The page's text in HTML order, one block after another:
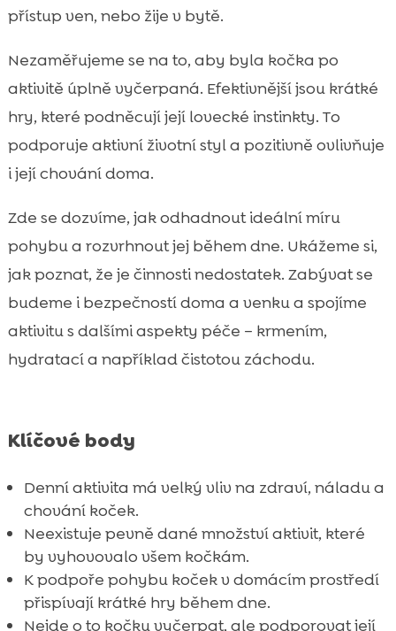
Procházky na postroji a bezpečný pohyb
venku
 Jak poznáme, že kočka nemá dost pohybu
Bezpečnost při hraní: na co si dát pozor
doma i venku
Pohyb, výživa a hydratace: jak to spolu
souvisí
CricksyCat krmivo jako podpora aktivního
a zdravého života kočky
Purrfect Life stelivo: čistý záchod jako
základ pohody a přirozeného pohybu
 Závěr
 FAQ
přístup ven, nebo žije v bytě.
Nezaměřujeme se na to, aby byla kočka po
aktivitě úplně vyčerpaná. Efektivnější jsou krátké
hry, které podněcují její lovecké instinkty. To
podporuje aktivní životní styl a pozitivně ovlivňuje
i její chování doma.
Zde se dozvíme, jak odhadnout ideální míru
pohybu a rozvrhnout jej během dne. Ukážeme si,
jak poznat, že je činnosti nedostatek. Zabývat se
budeme i bezpečností doma a venku a spojíme
aktivitu s dalšími aspekty péče – krmením,
hydratací a například čistotou záchodu.
Klíčové body
Denní aktivita má velký vliv na zdraví, náladu a
chování koček.
Neexistuje pevně dané množství aktivit, které
by vyhovovalo všem kočkám.
K podpoře pohybu koček v domácím prostředí
přispívají krátké hry během dne.
Nejde o to kočku vyčerpat, ale podporovat její